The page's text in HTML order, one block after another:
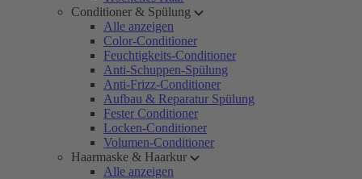
Conditioner & Spülung
Alle anzeigen
Color-Conditioner
Feuchtigkeits-Conditioner
Anti-Schuppen-Spülung
Anti-Frizz-Conditioner
Aufbau & Reparatur Spülung
Fester Conditioner
Locken-Conditioner
Volumen-Conditioner
Haarmaske & Haarkur
Alle anzeigen